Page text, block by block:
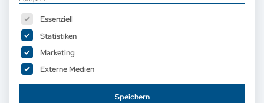
Esaote C62B
Es folgt eine Liste der Service-Gruppen, für die eine
Essenziell
Statistiken
Marketing
Externe Medien
Speichern